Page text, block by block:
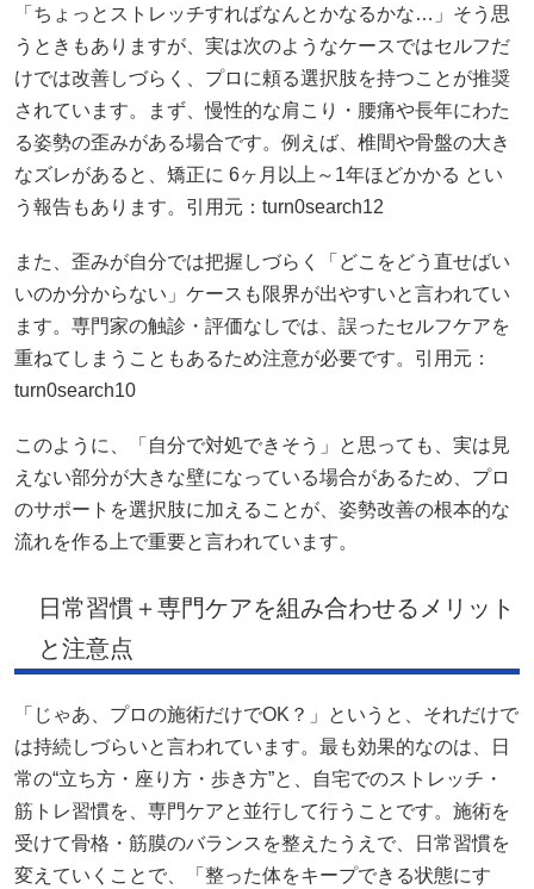
「ちょっとストレッチすればなんとかなるかな…」そう思
うときもありますが、実は次のようなケースではセルフだ
けでは改善しづらく、プロに頼る選択肢を持つことが推奨
されています。まず、慢性的な肩こり・腰痛や長年にわた
る姿勢の歪みがある場合です。例えば、椎間や骨盤の大き
なズレがあると、矯正に 6ヶ月以上～1年ほどかかる とい
う報告もあります。引用元：turn0search12
また、歪みが自分では把握しづらく「どこをどう直せばい
いのか分からない」ケースも限界が出やすいと言われてい
ます。専門家の触診・評価なしでは、誤ったセルフケアを
重ねてしまうこともあるため注意が必要です。引用元：
turn0search10
このように、「自分で対処できそう」と思っても、実は見
えない部分が大きな壁になっている場合があるため、プロ
のサポートを選択肢に加えることが、姿勢改善の根本的な
流れを作る上で重要と言われています。
日常習慣＋専門ケアを組み合わせるメリット
と注意点
「じゃあ、プロの施術だけでOK？」というと、それだけで
は持続しづらいと言われています。最も効果的なのは、日
常の“立ち方・座り方・歩き方”と、自宅でのストレッチ・
筋トレ習慣を、専門ケアと並行して行うことです。施術を
受けて骨格・筋膜のバランスを整えたうえで、日常習慣を
変えていくことで、「整った体をキープできる状態にす